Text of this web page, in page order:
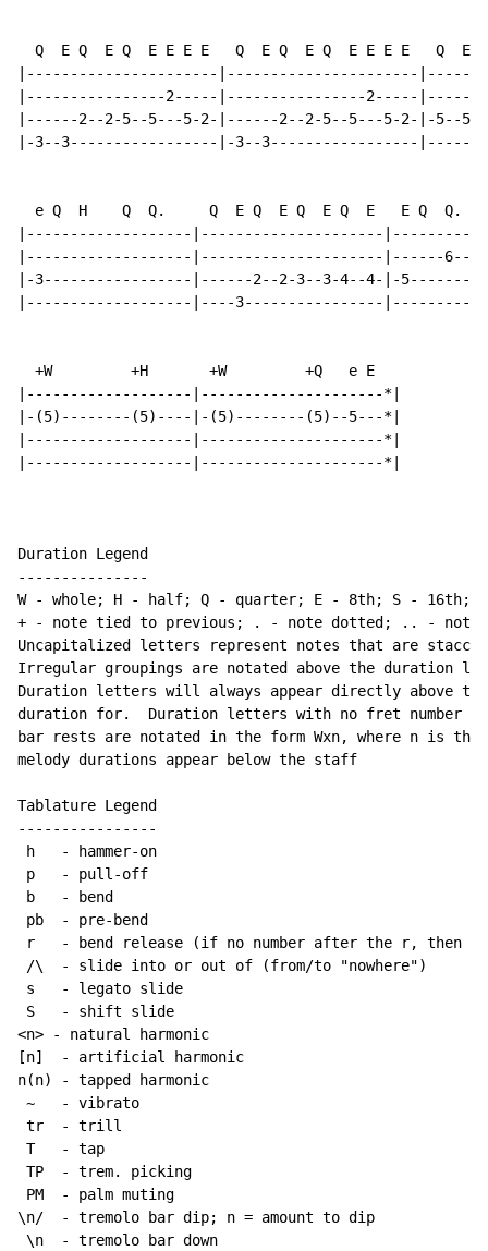
Q  E Q  E Q  E E E E   Q  E Q  E Q  E E E E   Q  E
|----------------------|----------------------
|----------------2-----|----------------2-----
|------2--2-5--5---5-2-|------2--2-5--5---5-2-|-5--
|-3--3-----------------|-3--3-----------------
e Q  H    Q  Q.     Q  E Q  E Q  E Q  E   E Q  Q.
|-------------------|---------------------
|-------------------|---------------------|------6----
|-3-----------------|------2--2-3--3-4--4-|-
|-------------------|----3----------------
  +W         +H       +W         +Q   e E
|-------------------|---------------------*|
|-(5)--------(5)----|-(5)--------(5)--5---*|
|-------------------|---------------------*|
|-------------------|---------------------*|
Duration Legend
---------------
W - whole; H - half; Q - quarter; E - 8th; S - 16th;
+ - note tied to previous; . - note dotted; .. - note
Uncapitalized letters represent notes that are
Irregular groupings are notated above the duration
Duration letters will always appear directly above
duration for.  Duration letters with no fret number
bar rests are notated in the form Wxn, where n is
melody durations appear below the staff
Tablature Legend
----------------
h   - hammer-on
p   - pull-off
b   - bend
pb  - pre-bend
r   - bend release (if no number after the r, then
/\  - slide into or out of (from/to "nowhere")
s   - legato slide
S   - shift slide
<n> - natural harmonic
[n]  - artificial harmonic
n(n) - tapped harmonic
~
   - vibrato
tr  - trill
T   - tap
TP  - trem. picking
PM  - palm muting
\n/  - tremolo bar dip; n = amount to dip
\n  - tremolo bar down